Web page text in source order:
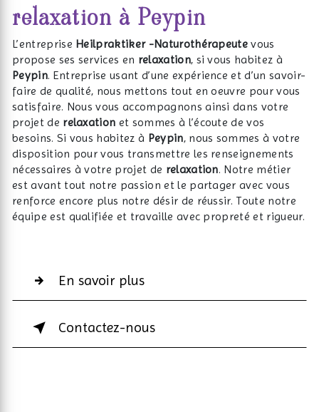
relaxation à Peypin
L’entreprise Heilpraktiker -Naturothérapeute vous
propose ses services en relaxation, si vous habitez à
Peypin. Entreprise usant d’une expérience et d’un savoir-
faire de qualité, nous mettons tout en oeuvre pour vous
satisfaire. Nous vous accompagnons ainsi dans votre
projet de relaxation et sommes à l’écoute de vos
besoins. Si vous habitez à Peypin, nous sommes à votre
disposition pour vous transmettre les renseignements
nécessaires à votre projet de relaxation. Notre métier
est avant tout notre passion et le partager avec vous
renforce encore plus notre désir de réussir. Toute notre
équipe est qualifiée et travaille avec propreté et rigueur.
En savoir plus
Contactez-nous